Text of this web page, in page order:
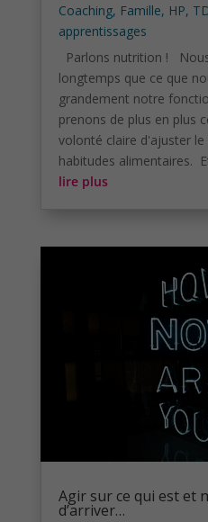
Coaching, Famille, HP,
apprentissages
Parlons nutrition !
longtemps que ce que
grandement notre
prenons de plus en plus
volonté claire d'ajuster
habitudes alimentaires.
lire plus
Agir sur ce qui est et
d’arriver…